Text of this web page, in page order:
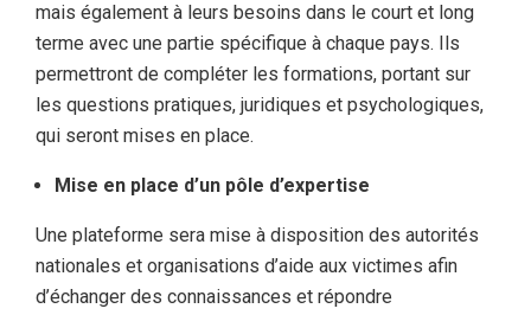
mais également à leurs besoins dans le court et long
terme avec une partie spécifique à chaque pays. Ils
permettront de compléter les formations, portant sur
les questions pratiques, juridiques et psychologiques,
qui seront mises en place.
Mise en place d’un pôle d’expertise
Une plateforme sera mise à disposition des autorités
nationales et organisations d’aide aux victimes afin
d’échanger des connaissances et répondre